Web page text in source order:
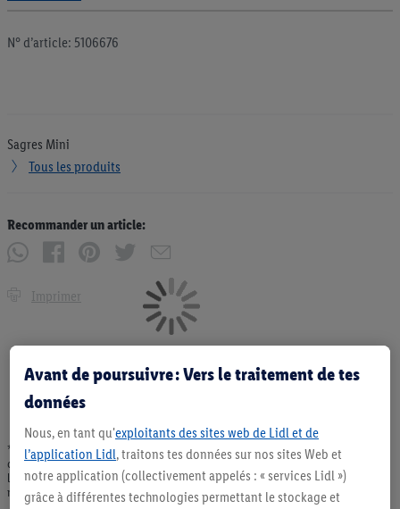
N° d’article: 5106676
Sagres Mini
Tous les produits
Recommander un article:
Imprimer
* Offres valables dans la limite des stocks disponibles. Vente limitée à des
quantités usuelles pour un ménage. Vendu sans décoration. Les produits faisant
l'objet de la publicité, notamment les produits NonFood, ne font pas partie de
notre assortiment de produits permanents. Ill. semblables.
Avant de poursuivre : Vers le traitement de tes
données
Nous, en tant qu'exploitants des sites web de Lidl et de
l’application Lidl, traitons tes données sur nos sites Web et
notre application (collectivement appelés : « services Lidl »)
grâce à différentes technologies permettant le stockage et